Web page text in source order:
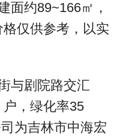
面约89~166㎡，
仅供参考，以实
与剧院路交汇
，绿化率35
为吉林市中海宏